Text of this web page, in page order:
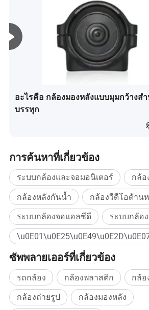
บริษัทของเรา
R & D
กระบวนการสร้างเครื่องมือและการปร
การใช้เครื่องมือที่แม่นยำโครงสร้างจึงส
อย่างสมบูรณ์แบบและรวดเร็วทำให้ควา
ผลิตภัณฑ์ของเราในการกันน้ำและการก
มาก เราสามารถผลิตจอภาพ 30000 ชุดก
ไฟ LED 6000 ชุดต่อเดือนเนื่องจากขั้น
ส่วนของเรานั้นง่ายและรวดเร็ว นอกจาก
บริษัทของเรามีสิ่งอำนวยความสะดวกใน
อุปกรณ์ทดสอบขั้นสูงเช่นเครื่องกำเนิด
สำหรับการทดสอบกันน้ำ IP69K การทด
การทดสอบอุณหภูมิแวดล้อมในการทดส
สัมผัสหมอกเกลือเป็นต้นระบบกล้องตรว
ไปตามมาตรฐาน ISO 7637 2
พื้นที่โรงงานทั้งหมดของเราคือ 12 ตารา
1200 ตารางเมตร R&D DEP \ แผนกกา
ห้องต้อนรับและโชว์รูม ด้วยอินเตอร์เฟซ
จะออกสู่พื้นที่สำนักงานแบบทั่วไปส่งผลใ
รวมภายในอาคารมีชีวิตชีวาส่งเสริมกา
เปลี่ยนและการประสานกันของสำนักงา
พนักงานสำหรับฟิตเนสการเล่นปิงปองแล
KTV; และเป็นหอพักขนาด 4000 ตาราง
ประจำวันของพนักงาน
อะไรคือ กล้องมองหลังแบบมุมกว้างส
บรรทุก
การค้นหาที่เกี่ยวข้อง
ระบบกล้องและจอมอนิเตอร์
กล้อ
กล้องหลังกันน้ำ
กล้องวีดีโอด้าน
ระบบกล้องจอแอลซีดี
ระบบกล้อ
ซัพพลายเออร์ที่เกี่ยวข้อง
รถกล้อง กล้องพลาสติก
กล้อ
กล้องถ่ายรูป
กล้องมองหลัง